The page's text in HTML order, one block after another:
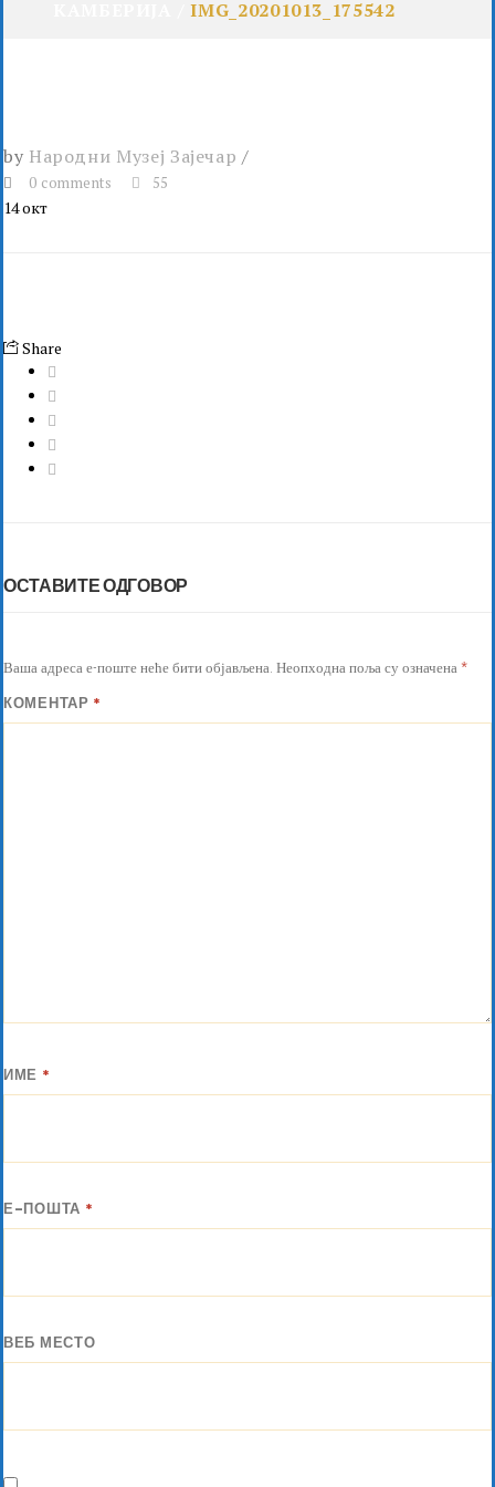
IMG_20201013_175542
by Народни Музеј Зајечар
0 comments 55
14окт
Share
ОСТАВИТЕ ОДГОВОР
Ваша адреса е-поште неће бити објављена. Неопходна поља су означена *
КОМЕНТАР *
ИМЕ *
Е-ПОШТА *
ВЕБ МЕСТО